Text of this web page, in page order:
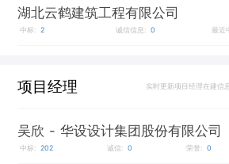
湖北云鹤建筑工程有限公司
中标: 2 诚信信息: 0 最近
项目经理 实时更新项目经理在建信息
吴欣 - 华设设计集团股份有限公司
中标: 202 诚信: 0 荣誉: 0